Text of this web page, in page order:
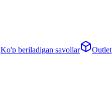
Ko'p beriladigan savollar Outlet